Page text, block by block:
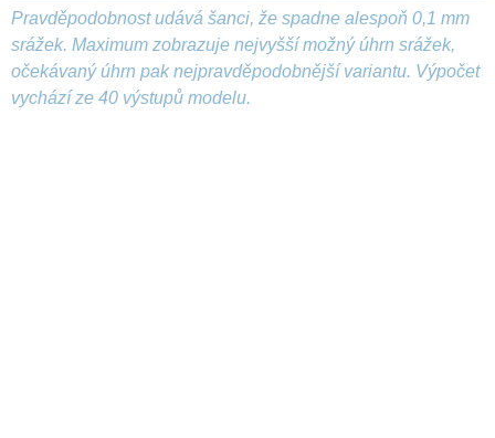
Pravděpodobnost udává šanci, že spadne alespoň 0,1 mm
srážek. Maximum zobrazuje nejvyšší možný úhrn srážek,
očekávaný úhrn pak nejpravděpodobnější variantu. Výpočet
vychází ze 40 výstupů modelu.